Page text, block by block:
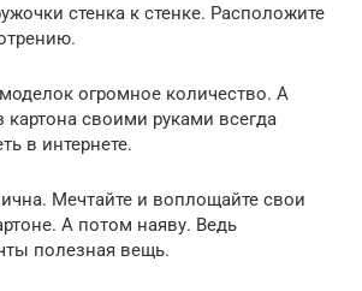
стенка к стенке. Расположите
огромное количество. А
своими руками всегда
в интернете.
Мечтайте и воплощайте свои
А потом наяву. Ведь
полезная вещь.